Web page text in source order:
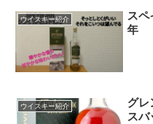
ウイスキー紹介
スペ
年
ウイスキー紹介
グレ
ス